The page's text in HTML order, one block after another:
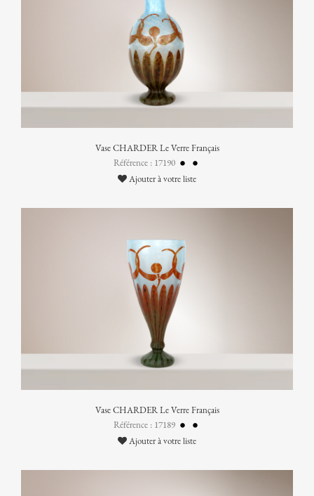
Vase CHARDER Le Verre Français
Référence : 17190
Ajouter à votre liste
Vase CHARDER Le Verre Français
Référence : 17189
Ajouter à votre liste